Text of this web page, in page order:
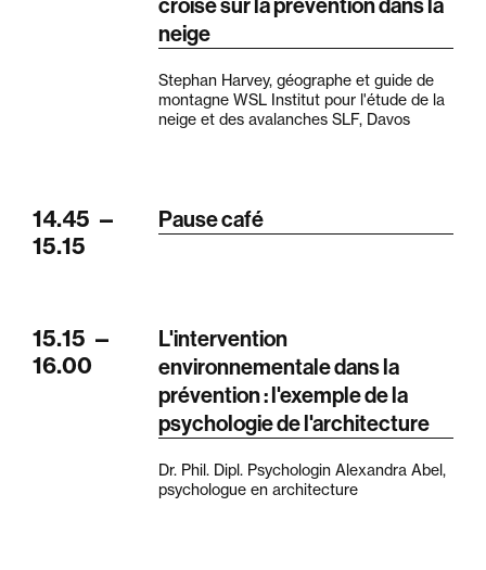
neige
Stephan Harvey, géographe et guide de
montagne WSL Institut pour l'étude de la
neige et des avalanches SLF, Davos
14.45 —
15.15
Pause café
15.15 —
16.00
L'intervention
environnementale dans la
prévention : l'exemple de la
psychologie de l'architecture
Dr. Phil. Dipl. Psychologin Alexandra Abel,
psychologue en architecture